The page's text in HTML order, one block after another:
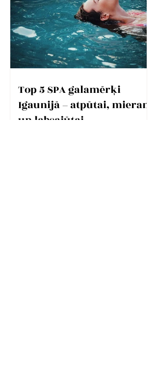
Top 5 SPA galamērķi
Igaunijā – atpūtai, mieram
un labsajūtai